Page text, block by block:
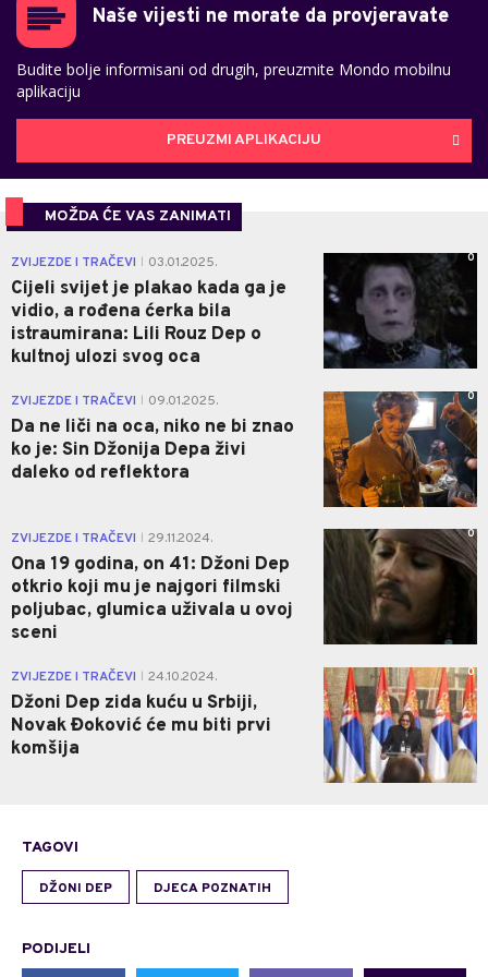
Naše vijesti ne morate da provjeravate
Budite bolje informisani od drugih, preuzmite Mondo mobilnu
aplikaciju
PREUZMI APLIKACIJU
MOŽDA ĆE VAS ZANIMATI
ZVIJEZDE I TRAČEVI 03.01.2025.
Cijeli svijet je plakao kada ga je
vidio, a rođena ćerka bila
istraumirana: Lili Rouz Dep o
kultnoj ulozi svog oca
0
ZVIJEZDE I TRAČEVI 09.01.2025.
Da ne liči na oca, niko ne bi znao
ko je: Sin Džonija Depa živi
daleko od reflektora
0
ZVIJEZDE I TRAČEVI 29.11.2024.
Ona 19 godina, on 41: Džoni Dep
otkrio koji mu je najgori filmski
poljubac, glumica uživala u ovoj
sceni
0
ZVIJEZDE I TRAČEVI 24.10.2024.
Džoni Dep zida kuću u Srbiji,
Novak Đoković će mu biti prvi
komšija
0
TAGOVI
DŽONI DEP DJECA POZNATIH
PODIJELI